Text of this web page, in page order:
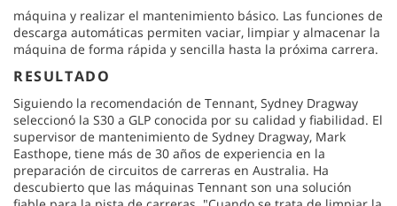
máquina y realizar el mantenimiento básico. Las funciones de
descarga automáticas permiten vaciar, limpiar y almacenar la
máquina de forma rápida y sencilla hasta la próxima carrera.
RESULTADO
Siguiendo la recomendación de Tennant, Sydney Dragway
seleccionó la S30 a GLP conocida por su calidad y fiabilidad. El
supervisor de mantenimiento de Sydney Dragway, Mark
Easthope, tiene más de 30 años de experiencia en la
preparación de circuitos de carreras en Australia. Ha
descubierto que las máquinas Tennant son una solución